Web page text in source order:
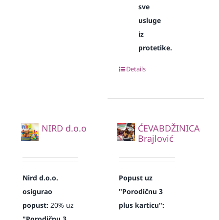
sve
usluge
iz
protetike.
Details
NIRD d.o.o
Nird d.o.o.
osigurao
popust:20% uz
ĆEVABDŽINICA
Brajlović
Popust uz
"Porodičnu 3
plus karticu":